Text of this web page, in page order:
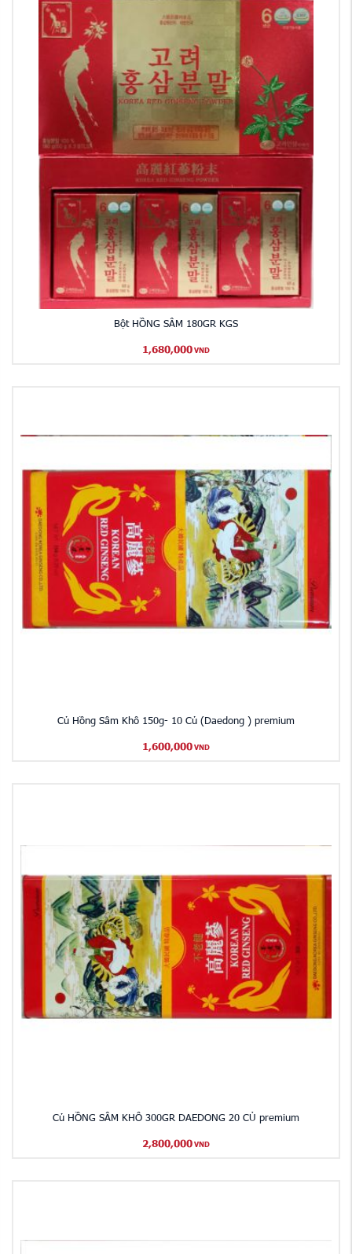
Bột HỒNG SÂM 180GR KGS
1,680,000 VND
Củ Hồng Sâm Khô 150g- 10 Củ (Daedong ) premium
1,600,000 VND
Củ HỒNG SÂM KHÔ 300GR DAEDONG 20 CỦ premium
2,800,000 VND